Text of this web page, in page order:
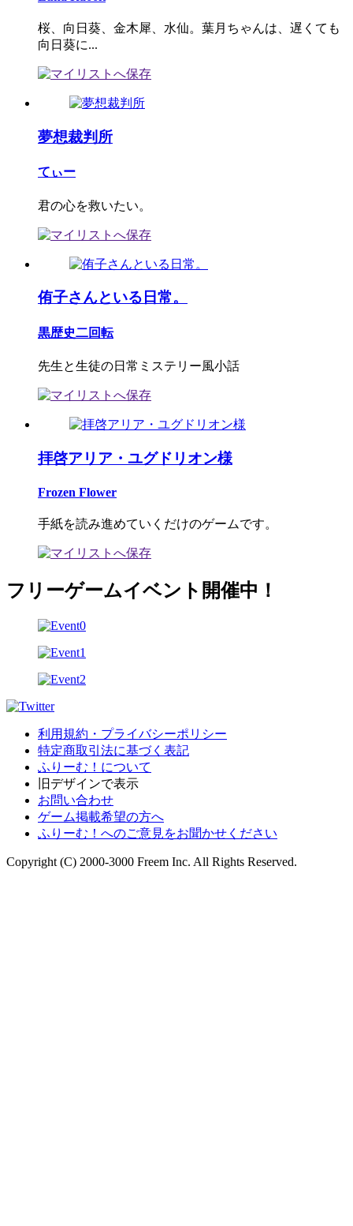
桜、向日葵、金木犀、水仙。葉月ちゃんは、遅くても
向日葵に...
夢想裁判所
てぃー
君の心を救いたい。
侑子さんといる日常。
黒歴史二回転
先生と生徒の日常ミステリー風小話
拝啓アリア・ユグドリオン様
Frozen Flower
手紙を読み進めていくだけのゲームです。
フリーゲームイベント開催中！
利用規約・プライバシーポリシー
特定商取引法に基づく表記
ふりーむ！について
旧デザインで表示
お問い合わせ
ゲーム掲載希望の方へ
ふりーむ！へのご意見をお聞かせください
Copyright (C) 2000-3000 Freem Inc. All Rights Reserved.